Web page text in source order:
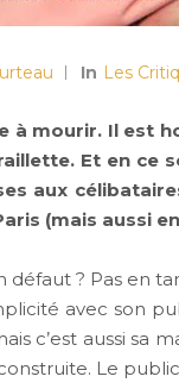
In Les
mourir. Il est
Et en ce
aux
(mais aussi
? Pas en
avec son
c’est aussi sa
Le